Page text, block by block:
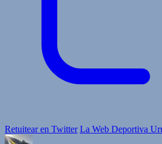
Retuitear en Twitter La Web Deportiva